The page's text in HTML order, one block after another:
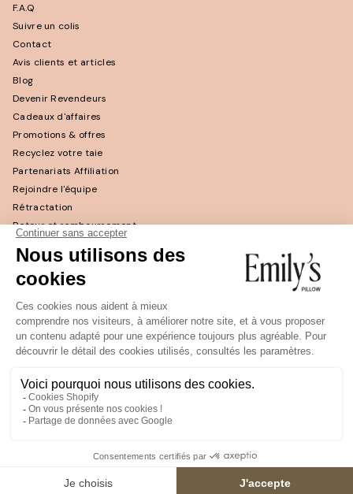
ici
F.A.Q
Suivre un colis
Contact
Avis clients et articles
Blog
Devenir Revendeurs
Cadeaux d'affaires
Promotions & offres
Recyclez votre taie
Partenariats Affiliation
Rejoindre l'équipe
Rétractation
Retour et remboursement
CGV
© 2026,EMILY'S PILLOW. ALL RIGHTS RESERVED.
France